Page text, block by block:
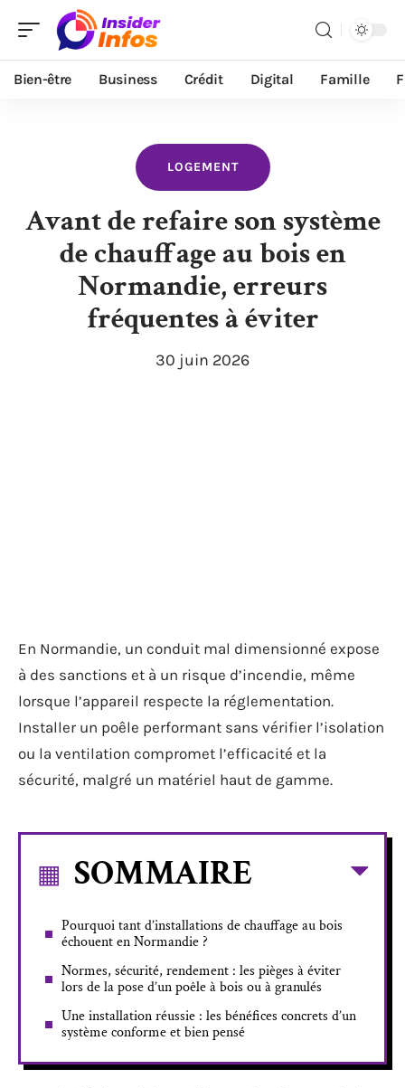
Bien-être Business Crédit Digital Famille
LOGEMENT
Avant de refaire son système
de chauffage au bois en
Normandie, erreurs
fréquentes à éviter
30 juin 2026
En Normandie, un conduit mal dimensionné expose
à des sanctions et à un risque d’incendie, même
lorsque l’appareil respecte la réglementation.
Installer un poêle performant sans vérifier l’isolation
ou la ventilation compromet l’efficacité et la
sécurité, malgré un matériel haut de gamme.
SOMMAIRE
Pourquoi tant d’installations de chauffage au bois
échouent en Normandie ?
Normes, sécurité, rendement : les pièges à éviter
lors de la pose d’un poêle à bois ou à granulés
Une installation réussie : les bénéfices concrets d’un
système conforme et bien pensé